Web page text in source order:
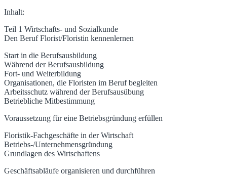
Inhalt:
Teil 1 Wirtschafts- und Sozialkunde
Den Beruf Florist/Floristin kennenlernen
Start in die Berufsausbildung
Während der Berufsausbildung
Fort- und Weiterbildung
Organisationen, die Floristen im Beruf begleiten
Arbeitsschutz während der Berufsausübung
Betriebliche Mitbestimmung
Voraussetzung für eine Betriebsgründung erfüllen
Floristik-Fachgeschäfte in der Wirtschaft
Betriebs-/Unternehmensgründung
Grundlagen des Wirtschaftens
Geschäftsabläufe organisieren und durchführen